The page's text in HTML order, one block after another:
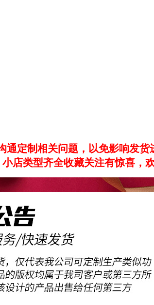
定制相关问题，以免影响发
店类型齐全收藏关注有惊喜，